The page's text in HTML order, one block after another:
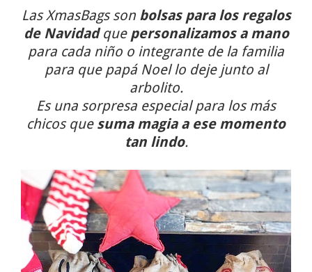
Las XmasBags son bolsas para los regalos
de Navidadque personalizamos a mano
para cada niño o integrante de la familia
para que papá Noel lo deje junto al
arbolito.
Es una sorpresa especial para los más
chicos que suma magia a ese momento
tan lindo.